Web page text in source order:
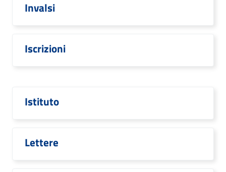
Invalsi
Iscrizioni
Istituto
Lettere